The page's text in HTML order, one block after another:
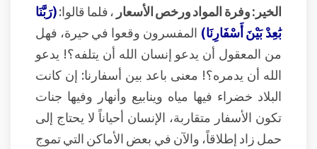
الخير: وفرة المواد ورخص الأسعار ، فلما قالوا:(رَبَّنَا
بَٰعِدْ بَيْنَ أَسْفَارِنَا) المفسرون وقعوا في حيرة، فهل
من المعقول أن يدعو إنسان الله أن يتلفه؟! يدعو
الله أن يدمره؟! معنى باعد بين أسفارنا: إن كانت
البلاد خضراء فيها مياه وينابيع وأنهار وفيها جنات
تكون الأسفار متقاربة، الإنسان أحياناً لا يحتاج إلى
حمل زاد إطلاقاً، والآن في بعض الأماكن التي تموج